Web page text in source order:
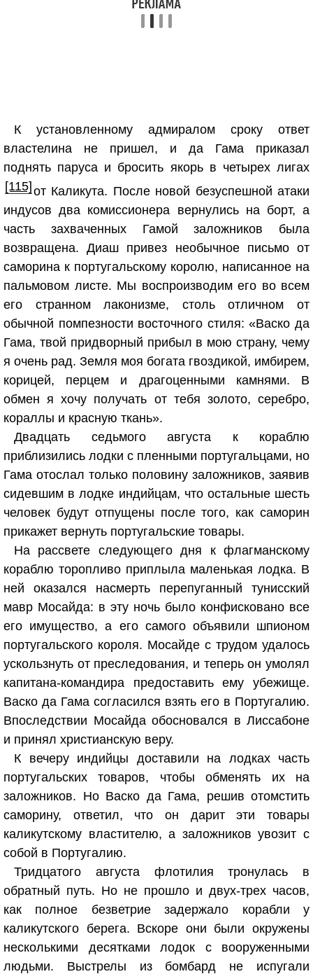
К установленному адмиралом сроку ответ
властелина не пришел, и да Гама приказал
поднять паруса и бросить якорь в четырех лигах
[115] от Каликута. После новой безуспешной атаки
индусов два комиссионера вернулись на борт, а
часть захваченных Гамой заложников была
возвращена. Диаш привез необычное письмо от
саморина к португальскому королю, написанное на
пальмовом листе. Мы воспроизводим его во всем
его странном лаконизме, столь отличном от
обычной помпезности восточного стиля: «Васко да
Гама, твой придворный прибыл в мою страну, чему
я очень рад. Земля моя богата гвоздикой, имбирем,
корицей, перцем и драгоценными камнями. В
обмен я хочу получать от тебя золото, серебро,
кораллы и красную ткань».
Двадцать седьмого августа к кораблю
приблизились лодки с пленными португальцами, но
Гама отослал только половину заложников, заявив
сидевшим в лодке индийцам, что остальные шесть
человек будут отпущены после того, как саморин
прикажет вернуть португальские товары.
На рассвете следующего дня к флагманскому
кораблю торопливо приплыла маленькая лодка. В
ней оказался насмерть перепуганный тунисский
мавр Мосайда: в эту ночь было конфисковано все
его имущество, а его самого объявили шпионом
португальского короля. Мосайде с трудом удалось
ускользнуть от преследования, и теперь он умолял
капитана-командира предоставить ему убежище.
Васко да Гама согласился взять его в Португалию.
Впоследствии Мосайда обосновался в Лиссабоне
и принял христианскую веру.
К вечеру индийцы доставили на лодках часть
португальских товаров, чтобы обменять их на
заложников. Но Васко да Гама, решив отомстить
саморину, ответил, что он дарит эти товары
каликутскому властителю, а заложников увозит с
собой в Португалию.
Тридцатого августа флотилия тронулась в
обратный путь. Но не прошло и двух-трех часов,
как полное безветрие задержало корабли у
каликутского берега. Вскоре они были окружены
несколькими десятками лодок с вооруженными
людьми. Выстрелы из бомбард не испугали